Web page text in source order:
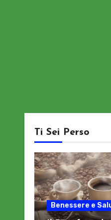
Ti Sei Perso
Benessere e